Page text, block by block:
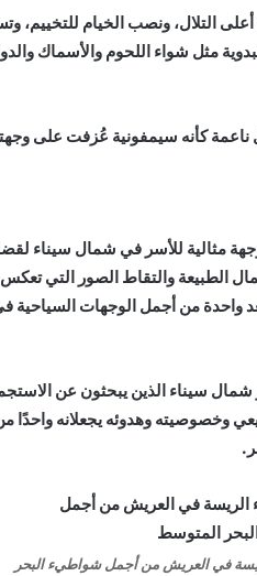
التلال، ونصب الخيام للتخييم،
مثل شواء اللحوم والأسماك
ناعمة كأنه سيمفونية عُزفت على
مثالية للأسر في شمال سيناء
الطبيعة والتقاط الصور التي
من أجمل الوجهات السياحية
سيناء الذين يبحثون عن
وخصوصيته وهدوئه يجعلانه
في العريش من أجمل شواطيء البحر